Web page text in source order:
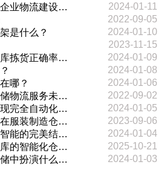
业物流建设…
2024-01-11
2022-09-05
是什么？
2024-01-10
2023-11-15
拣货正确率…
2024-01-09
2024-01-08
哪？
2024-01-06
物流服务未…
2022-09-02
完全自动化…
2024-01-05
服装制造仓…
2023-09-06
能的完美结…
2024-01-04
的智能化仓…
2025-10-21
中扮演什么…
2024-01-03